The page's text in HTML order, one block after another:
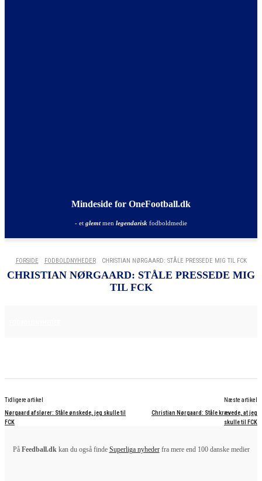
Mindeside for OneFootball.dk
- et glemtmen legendarisk fodboldmedie
FORSIDE FODBOLDNYHEDER CHRISTIAN NØRGAARD: STÅLE PRESSEDE MIG TIL FCK
CHRISTIAN NØRGAARD: STÅLE PRESSEDE MIG
TIL FCK
Tidligere artikel
Nørgaard afslører: Ståle ønskede, jeg skulle til
FCK
Næste artikel
Christian Nørgaard: Ståle krævede, at jeg
skulle til FCK
På Feedball.dkkan du også finde Superliga nyhederfra mere end 100 danske medier